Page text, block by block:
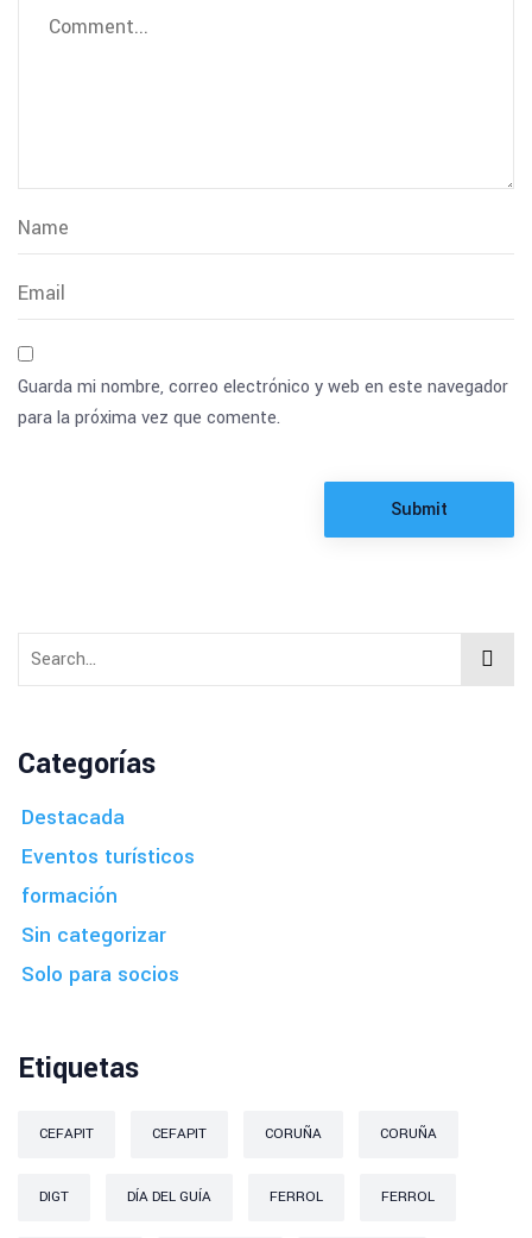
Guarda mi nombre, correo electrónico y web en este navegador
para la próxima vez que comente.
Submit
Categorías
Destacada
Eventos turísticos
formación
Sin categorizar
Solo para socios
Etiquetas
CEFAPIT CEFAPIT CORUÑA CORUÑA
DIGT DÍA DEL GUÍA FERROL FERROL